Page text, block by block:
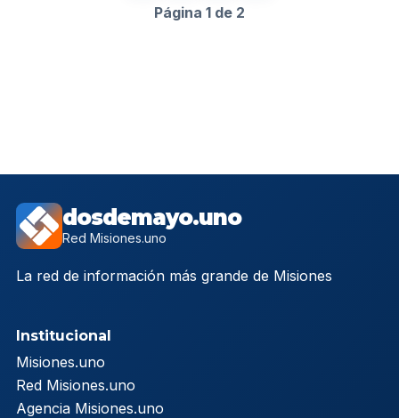
Página 1 de 2
dosdemayo.uno
Red Misiones.uno
La red de información más grande de Misiones
Institucional
Misiones.uno
Red Misiones.uno
Agencia Misiones.uno